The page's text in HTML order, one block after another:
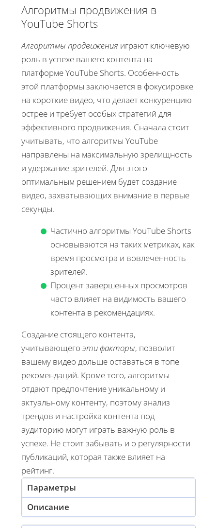
Алгоритмы продвижения в
YouTube Shorts
Алгоритмы продвижения играют ключевую
роль в успехе вашего контента на
платформе YouTube Shorts. Особенность
этой платформы заключается в фокусировке
на короткие видео, что делает конкуренцию
острее и требует особых стратегий для
эффективного продвижения. Сначала стоит
учитывать, что алгоритмы YouTube
направлены на максимальную зрелищность
и удержание зрителей. Для этого
оптимальным решением будет создание
видео, захватывающих внимание в первые
секунды.
Частично алгоритмы YouTube Shorts
основываются на таких метриках, как
время просмотра и вовлеченность
зрителей.
Процент завершенных просмотров
часто влияет на видимость вашего
контента в рекомендациях.
Создание стоящего контента,
учитывающего эти факторы, позволит
вашему видео дольше оставаться в топе
рекомендаций. Кроме того, алгоритмы
отдают предпочтение уникальному и
актуальному контенту, поэтому анализ
трендов и настройка контента под
аудиторию могут играть важную роль в
успехе. Не стоит забывать и о регулярности
публикаций, которая также влияет на
рейтинг.
Параметры
Описание